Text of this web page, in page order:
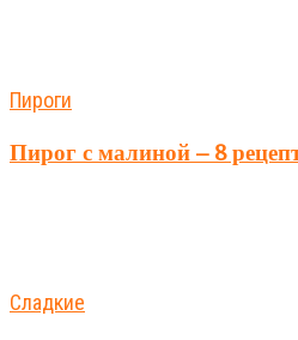
Пироги
Пирог с малиной – 8
Сладкие